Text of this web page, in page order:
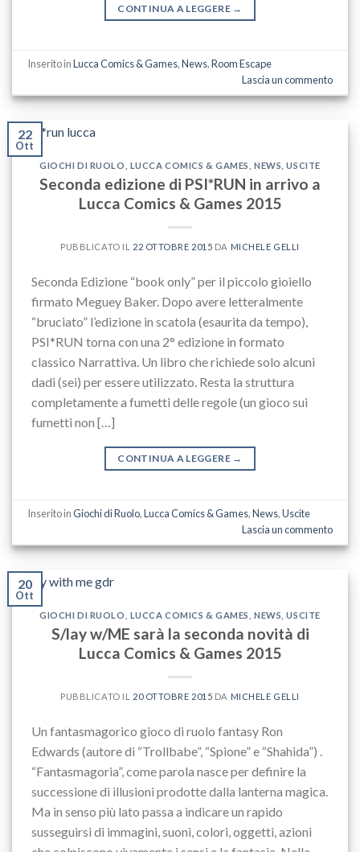
CONTINUA A LEGGERE →
Inserito inLucca Comics & Games,News,Room Escape
Lascia un commento
22
Ott
GIOCHI DI RUOLO LUCCA COMICS & GAMES ,NEWS ,USCITE
Seconda edizione di PSI*RUN in arrivo a
Lucca Comics & Games 2015
PUBBLICATO IL 22 OTTOBRE 2015 DA MICHELE GELLI
Seconda Edizione “book only” per il piccolo gioiello
firmato Meguey Baker. Dopo avere letteralmente
“bruciato” l’edizione in scatola (esaurita da tempo),
PSI*RUN torna con una 2° edizione in formato
classico Narrattiva. Un libro che richiede solo alcuni
dadi (sei) per essere utilizzato. Resta la struttura
completamente a fumetti delle regole (un gioco sui
fumetti non […]
CONTINUA A LEGGERE →
Inserito inGiochi di Ruolo,Lucca Comics & Games,News,Uscite
Lascia un commento
20
Ott
GIOCHI DI RUOLO LUCCA COMICS & GAMES ,NEWS ,USCITE
S/lay w/ME sarà la seconda novità di
Lucca Comics & Games 2015
PUBBLICATO IL 20 OTTOBRE 2015 DA MICHELE GELLI
Un fantasmagorico gioco di ruolo fantasy Ron
Edwards (autore di “Trollbabe”, “Spione” e “Shahida”) .
“Fantasmagoria”, come parola nasce per definire la
successione di illusioni prodotte dalla lanterna magica.
Ma in senso più lato passa a indicare un rapido
susseguirsi di immagini, suoni, colori, oggetti, azioni